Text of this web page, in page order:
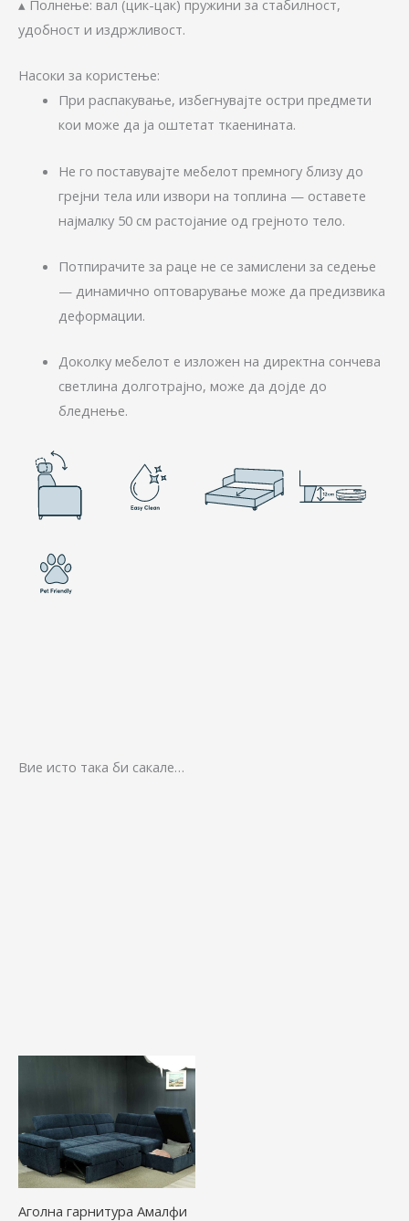
▴ Полнење: вал (цик-цак) пружини за стабилност,
удобност и издржливост.
Насоки за користење:
При распакување, избегнувајте остри предмети
кои може да ја оштетат ткаенината.
Не го поставувајте мебелот премногу близу до
грејни тела или извори на топлина — оставете
најмалку 50 см растојание од грејното тело.
Потпирачите за раце не се замислени за седење
— динамично оптоварување може да предизвика
деформации.
Доколку мебелот е изложен на директна сончева
светлина долготрајно, може да дојде до
бледнење.
Вие исто така би сакале…
Аголна гарнитура Амалфи